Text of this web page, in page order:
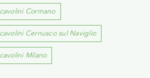
Cormano
Cernusco sul Naviglio
Milano